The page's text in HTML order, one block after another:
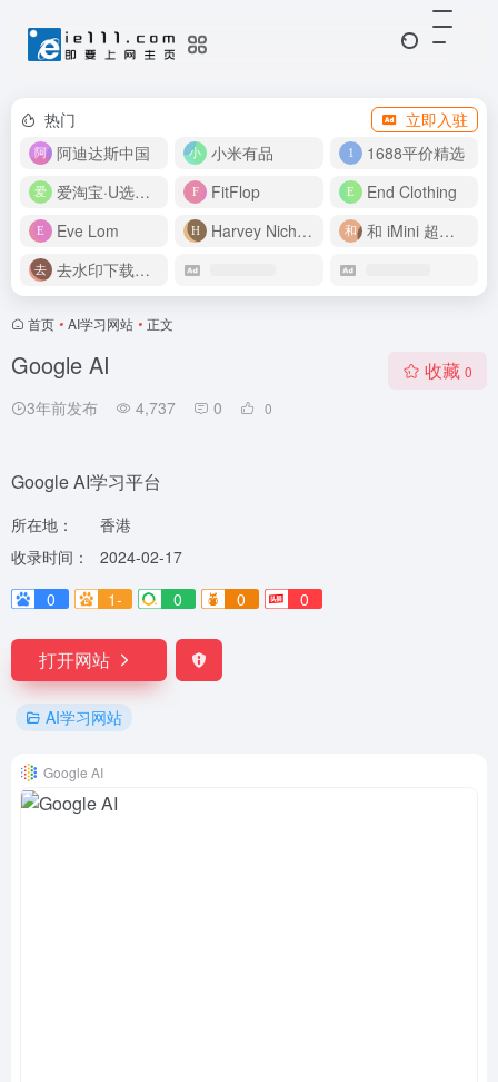
热门
立即入驻
阿迪达斯中国
小米有品
1688平价精选
爱淘宝·U选好价
FitFlop
End Clothing
Eve Lom
Harvey Nichols
和 iMini 超级智能体一起构建伟大作品
去水印下载视频
首页 • AI学习网站 • 正文
Google AI
3年前发布 4,737 0 0
收藏 0
Google AI学习平台
所在地：
香港
收录时间：
2024-02-17
0
1- 0 0 0
打开网站
AI学习网站
Google AI